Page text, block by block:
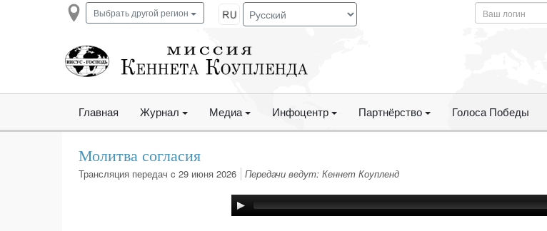
Выбрать другой регион
Главная Журнал Медиа Инфоцентр Партнёрство Голоса Победы
Молитва согласия
Трансляция передач c 29 июня 2026 Передачи ведут: Кеннет Коупленд